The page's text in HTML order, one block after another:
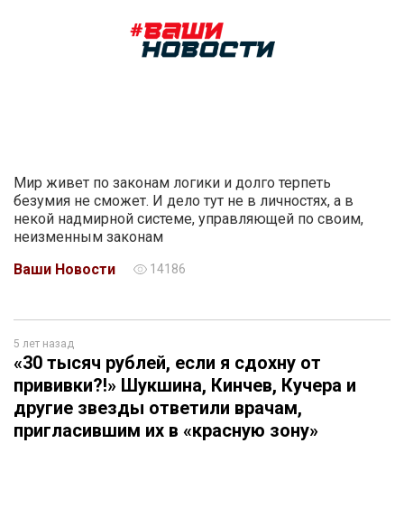
Мир живет по законам логики и долго терпеть
безумия не сможет. И дело тут не в личностях, а в
некой надмирной системе, управляющей по своим,
неизменным законам
Ваши Новости
14186
5 лет назад
«30 тысяч рублей, если я сдохну от
прививки?!» Шукшина, Кинчев, Кучера и
другие звезды ответили врачам,
пригласившим их в «красную зону»